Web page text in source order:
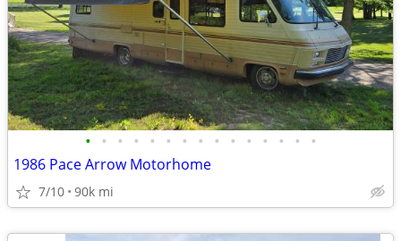
• • • • • • • • • • • • • • •
1986 Pace Arrow Motorhome
7/10 90k mi